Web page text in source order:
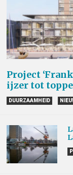
Project
ijzer tot
DUURZAAMHEID